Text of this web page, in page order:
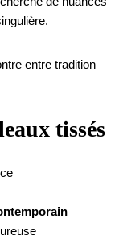
entre tradition
tissés